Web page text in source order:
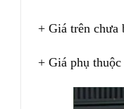
+ Giá trên chưa
+ Giá phụ